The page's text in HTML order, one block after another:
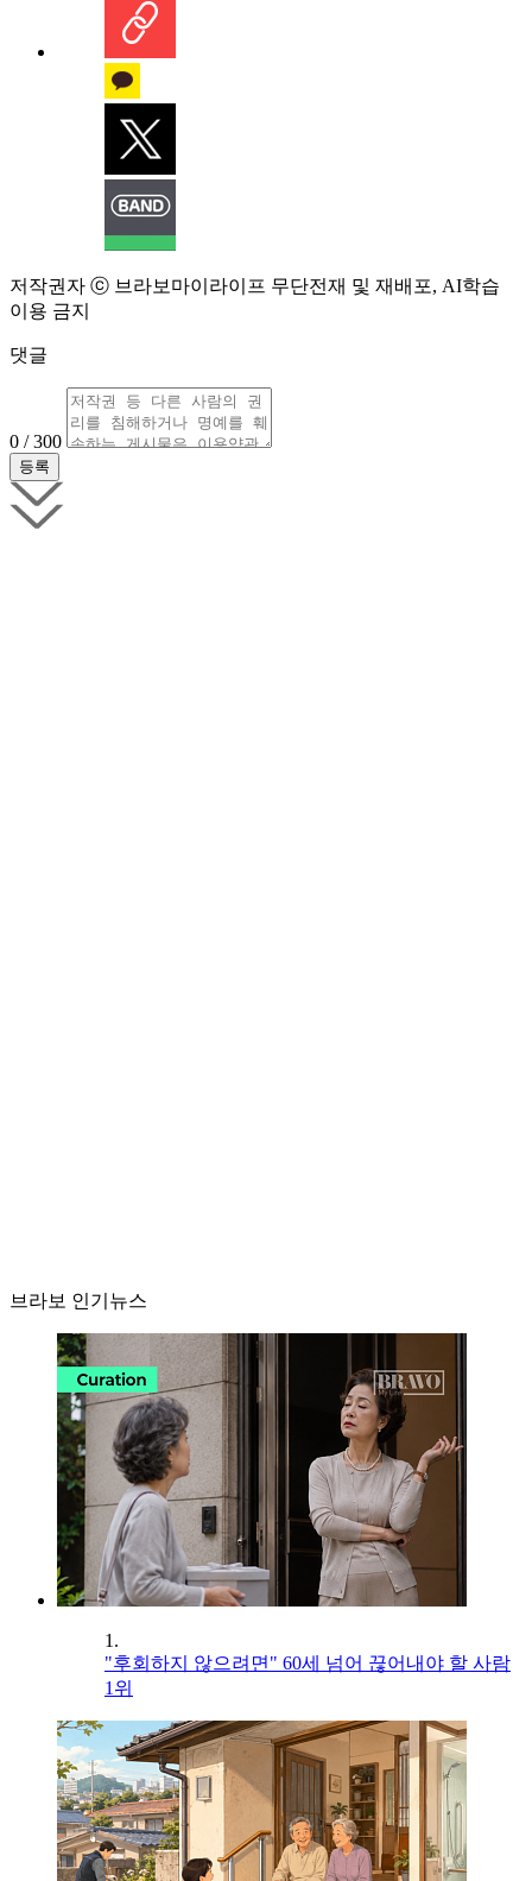
저작권자 ⓒ 브라보마이라이프 무단전재 및 재배포, AI학습
이용 금지
댓글
0 / 300
브라보 인기뉴스
1.
"후회하지 않으려면" 60세 넘어 끊어내야 할 사람
1위